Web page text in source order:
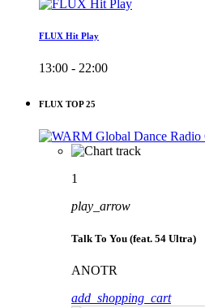
FLUX Hit Play
13:00 - 22:00
FLUX TOP 25
1
play_arrow
Talk To You (feat. 54 Ultra)
ANOTR
add_shopping_cart